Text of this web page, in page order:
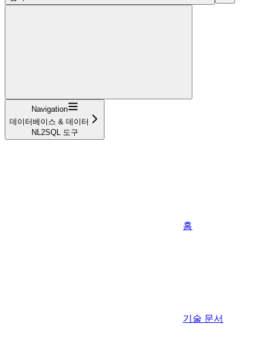
Navigation
데이터베이스 & 데이터
NL2SQL 도구
홈
기술 문서